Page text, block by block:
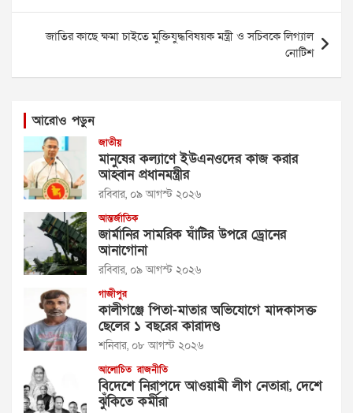
জাতির কাছে ক্ষমা চাইতে মুক্তিযুদ্ধবিষয়ক মন্ত্রী ও সচিবকে লিগ্যাল
নোটিশ
আরোও পড়ুন
জাতীয়
মানুষের কল্যাণে ইউএনওদের কাজ করার
আহ্বান প্রধানমন্ত্রীর
রবিবার, ০৯ আগস্ট ২০২৬
আন্তর্জাতিক
জার্মানির সামরিক ঘাঁটির উপরে ড্রোনের
আনাগোনা
রবিবার, ০৯ আগস্ট ২০২৬
গাজীপুর
কালীগঞ্জে পিতা-মাতার অভিযোগে মাদকাসক্ত
ছেলের ১ বছরের কারাদণ্ড
শনিবার, ০৮ আগস্ট ২০২৬
আলোচিত রাজনীতি
বিদেশে নিরাপদে আওয়ামী লীগ নেতারা, দেশে
ঝুঁকিতে কর্মীরা